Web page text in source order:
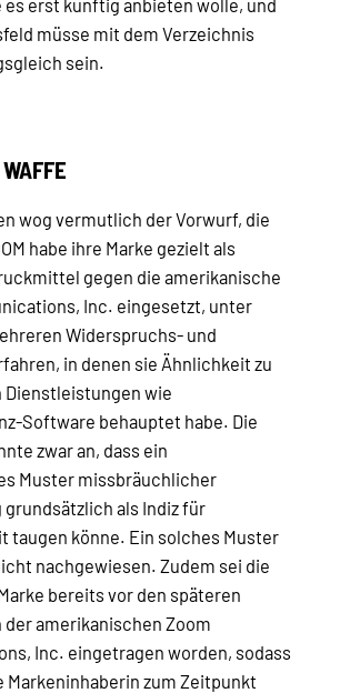
es erst künftig anbieten wolle, und
müsse mit dem Verzeichnis
sein.
wog vermutlich der Vorwurf, die
habe ihre Marke gezielt als
gegen die amerikanische
Inc. eingesetzt, unter
Widerspruchs- und
in denen sie Ähnlichkeit zu
Dienstleistungen wie
Software behauptet habe. Die
zwar an, dass ein
Muster missbräuchlicher
grundsätzlich als Indiz für
taugen könne. Ein solches Muster
nachgewiesen. Zudem sei die
bereits vor den späteren
der amerikanischen Zoom
Inc. eingetragen worden, sodass
Markeninhaberin zum Zeitpunkt